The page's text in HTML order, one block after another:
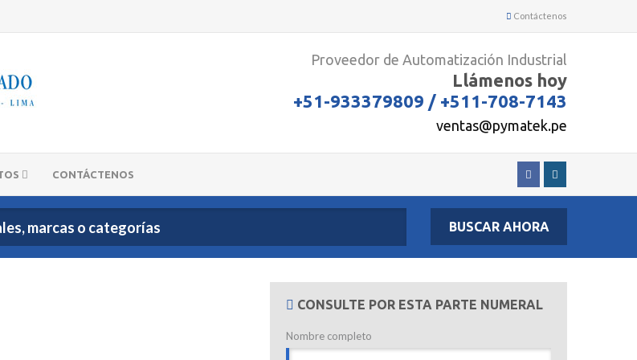
Contáctenos
Proveedor de Automatización Industrial
Llámenos hoy
+51-933379809 / +511-708-7143
ventas@pymatek.pe
CONTÁCTENOS
BUSCAR AHORA
CONSULTE POR ESTA PARTE NUMERAL
Nombre completo